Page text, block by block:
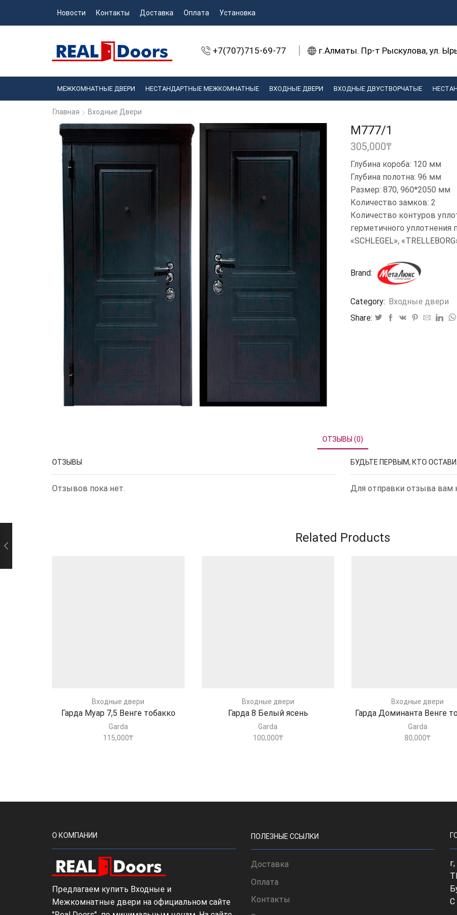
Новости Контакты Доставка Оплата Установка
+7(707)715-69-77 г.Алматы. Пр-т Рыскулова, ул.
МЕЖКОМНАТНЫЕ ДВЕРИ НЕСТАНДАРТНЫЕ МЕЖКОМНАТНЫЕ ВХОДНЫЕ ДВЕРИ ВХОДНЫЕ ДВУСТВОРЧАТЫЕ
Главная Входные Двери
M777/1
305,000₸
Глубина короба: 120 мм
Глубина полотна: 96 мм
Размер: 870, 960*2050 мм​
Количество замков: 2
Количество контуров
герметичного уплотнения
«SCHLEGEL»,
Brand:
Category: Входные двери
Share:
ОТЗЫВЫ (0)
ОТЗЫВЫ
Отзывов пока нет.
БУДЬТЕ ПЕРВЫМ, КТО
Для отправки отзыва вам
Related Products
Входные двери
Гарда Муар 7,5 Венге тобакко
Garda
115,000₸
Входные двери
Гарда 8 Белый ясень
Garda
100,000₸
Входные двери
Гарда Доминанта Венге
Garda
80,000₸
О КОМПАНИИ
Предлагаем купить Входные и
Межкомнатные двери на официальном сайте
ПОЛЕЗНЫЕ ССЫЛКИ
Доставка
Оплата
Контакты
С